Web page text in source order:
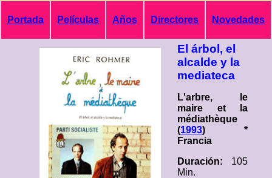
Portada Películas Años Directores Novedades
El árbol, el
alcalde y la
mediateca
L'arbre, le
maire et la
médiathèque
(1993) *
Francia
Duración: 105
Min.